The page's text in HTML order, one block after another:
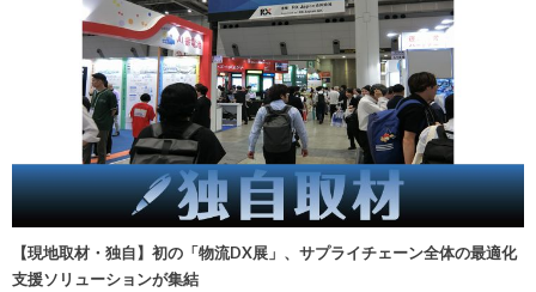
【現地取材・独自】初の「物流DX展」、サプライチェーン全体の最適化
支援ソリューションが集結